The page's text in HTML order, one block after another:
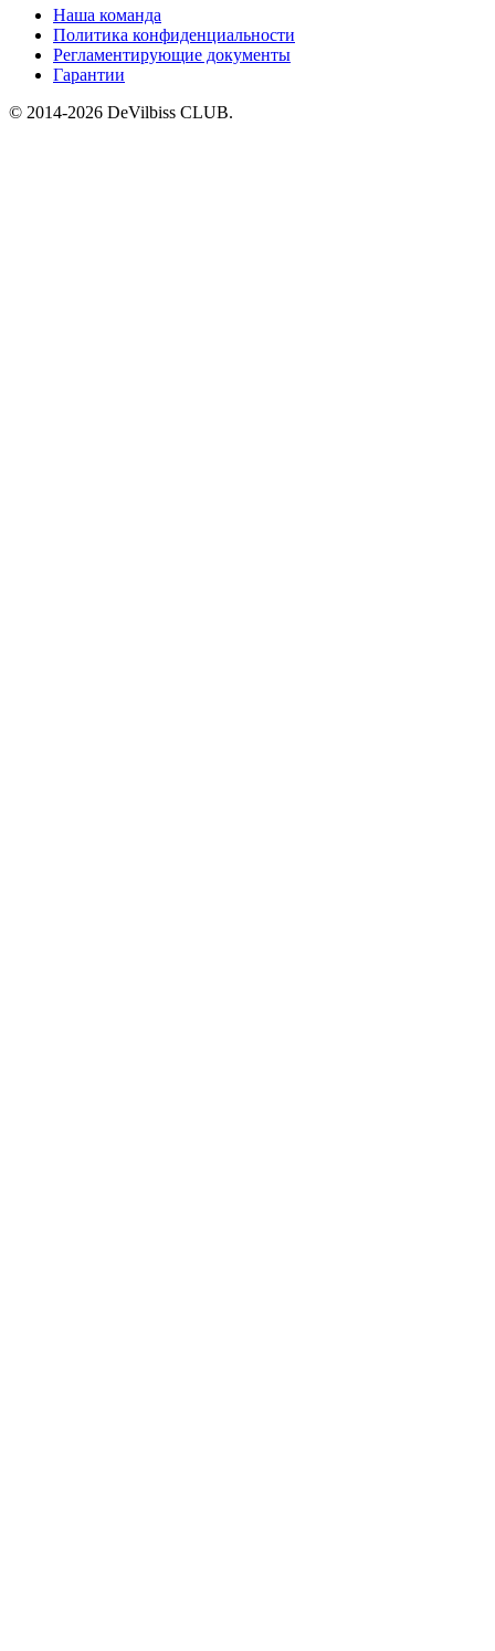
Наша команда
Политика конфиденциальности
Регламентирующие документы
Гарантии
© 2014-2026 DeVilbiss CLUB.